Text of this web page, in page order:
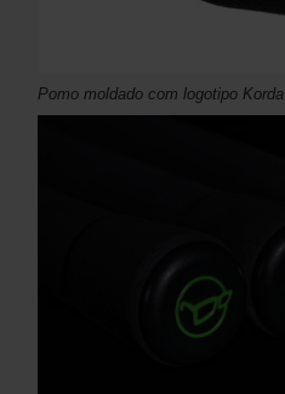
Pomo moldado com logotipo Korda